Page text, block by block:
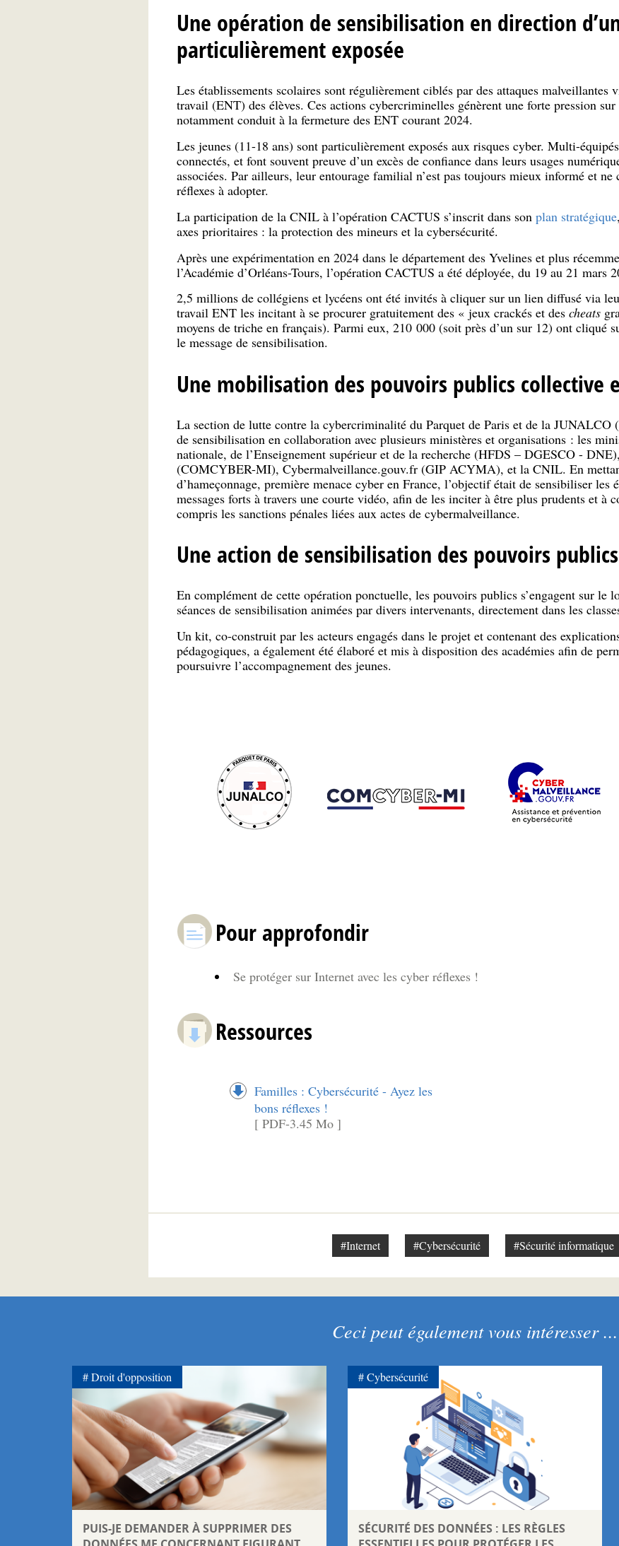
Une opération de sensibilisation en direction
particulièrement exposée
Les établissements scolaires sont régulièrement ciblés par des attaques malveillantes
travail (ENT) des élèves. Ces actions cybercriminelles génèrent une forte pression
notamment conduit à la fermeture des ENT courant 2024.
Les jeunes (11-18 ans) sont particulièrement exposés aux risques cyber. Multi-
connectés, et font souvent preuve d’un excès de confiance dans leurs usages
associées. Par ailleurs, leur entourage familial n’est pas toujours mieux informé et ne
réflexes à adopter.
La participation de la CNIL à l’opération CACTUS s’inscrit dans son plan stratégique
axes prioritaires : la protection des mineurs et la cybersécurité.
Après une expérimentation en 2024 dans le département des Yvelines et plus
l’Académie d’Orléans-Tours, l’opération CACTUS a été déployée, du 19 au 21 mars
2,5 millions de collégiens et lycéens ont été invités à cliquer sur un lien diffusé via
travail ENT les incitant à se procurer gratuitement des « jeux crackés et des cheats
moyens de triche en français). Parmi eux, 210 000 (soit près d’un sur 12) ont cliqué
le message de sensibilisation.
Une mobilisation des pouvoirs publics collective
La section de lutte contre la cybercriminalité du Parquet de Paris et de la JUNALCO
de sensibilisation en collaboration avec plusieurs ministères et organisations : les
nationale, de l’Enseignement supérieur et de la recherche (HFDS – DGESCO -
(COMCYBER-MI), Cybermalveillance.gouv.fr (GIP ACYMA), et la CNIL. En
d’hameçonnage, première menace cyber en France, l’objectif était de sensibiliser les
messages forts à travers une courte vidéo, afin de les inciter à être plus prudents et à
compris les sanctions pénales liées aux actes de cybermalveillance.
Une action de sensibilisation des pouvoirs
En complément de cette opération ponctuelle, les pouvoirs publics s’engagent sur le
séances de sensibilisation animées par divers intervenants, directement dans les
Un kit, co-construit par les acteurs engagés dans le projet et contenant des
pédagogiques, a également été élaboré et mis à disposition des académies afin de
poursuivre l’accompagnement des jeunes.
Pour approfondir
Se protéger sur Internet avec les cyber réflexes !
Ressources
Familles : Cybersécurité - Ayez les
bons réflexes !
[ PDF-3.45 Mo ]
#Internet #Cybersécurité #Sécurité informatique
Ceci peut également vous intéresser ...
PUIS-JE DEMANDER À SUPPRIMER DES
Droit d'opposition
SÉCURITÉ DES DONNÉES : LES RÈGLES
Cybersécurité